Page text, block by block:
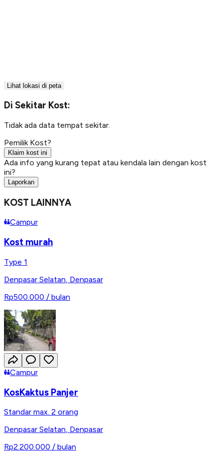
Lihat lokasi di peta
Di Sekitar Kost:
Tidak ada data tempat sekitar.
Pemilik Kost?
Klaim kost ini
Ada info yang kurang tepat atau kendala lain dengan kost
ini?
Laporkan
KOST LAINNYA
Campur
Kost murah
Type 1
Denpasar Selatan Denpasar
Rp500.000 / bulan
Campur
KosKaktus Panjer
Standar max. 2 orang
Denpasar Selatan, Denpasar
Rp2.200.000 / bulan